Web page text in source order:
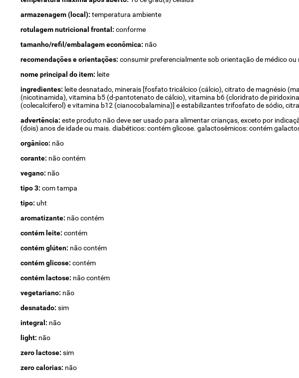
armazenagem (local): temperatura ambiente
rotulagem nutricional frontal: conforme
tamanho/refil/embalagem econômica: não
recomendações e orientações: consumir preferencialmente sob orientação de médico
nome principal do item: leite
ingredientes: leite desnatado, minerais [fosfato tricálcico (cálcio), citrato de magnésio
(nicotinamida), vitamina b5 (d-pantotenato de cálcio), vitamina b6 (cloridrato de
(colecalciferol) e vitamina b12 (cianocobalamina)] e estabilizantes trifosfato de sódio,
advertência: este produto não deve ser usado para alimentar crianças, exceto por
(dois) anos de idade ou mais. diabéticos: contém glicose. galactosêmicos: contém
orgânico: não
corante: não contém
vegano: não
tipo 3: com tampa
tipo: uht
aromatizante: não contém
contém leite: contém
contém glúten: não contém
contém glicose: contém
contém lactose: não contém
vegetariano: não
desnatado: sim
integral: não
light: não
zero lactose: sim
zero calorias: não